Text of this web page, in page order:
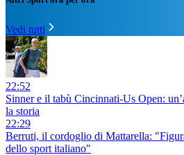
Vedi tutti
22:52
Sinner e il tabù Cincinnati-Us Open:
la storia
22:29
Berruti, il cordoglio di Mattarella:
dello sport italiano"